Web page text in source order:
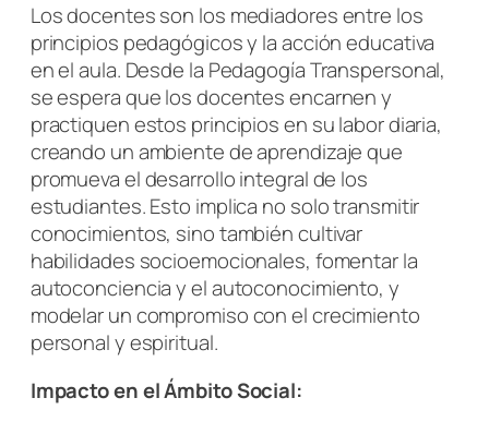
Los docentes son los mediadores entre los
principios pedagógicos y la acción educativa
en el aula. Desde la Pedagogía Transpersonal,
se espera que los docentes encarnen y
practiquen estos principios en su labor diaria,
creando un ambiente de aprendizaje que
promueva el desarrollo integral de los
estudiantes. Esto implica no solo transmitir
conocimientos, sino también cultivar
habilidades socioemocionales, fomentar la
autoconciencia y el autoconocimiento, y
modelar un compromiso con el crecimiento
personal y espiritual.
Impacto en el Ámbito Social: